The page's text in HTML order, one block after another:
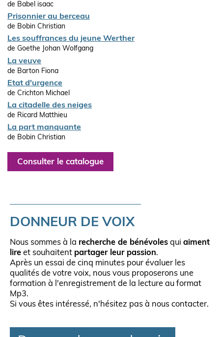
de Babel isaac
Prisonnier au berceau
de Bobin Christian
Les souffrances du jeune Werther
de Goethe Johan Wolfgang
La veuve
de Barton Fiona
Etat d'urgence
de Crichton Michael
La citadelle des neiges
de Ricard Matthieu
La part manquante
de Bobin Christian
Consulter le catalogue
DONNEUR DE VOIX
Nous sommes à la recherche de bénévoles qui aiment
lire et souhaitent partager leur passion.
Après un essai de cinq minutes pour évaluer les
qualités de votre voix, nous vous proposerons une
formation à l'enregistrement de la lecture au format
Mp3.
Si vous êtes intéressé, n'hésitez pas à nous contacter.